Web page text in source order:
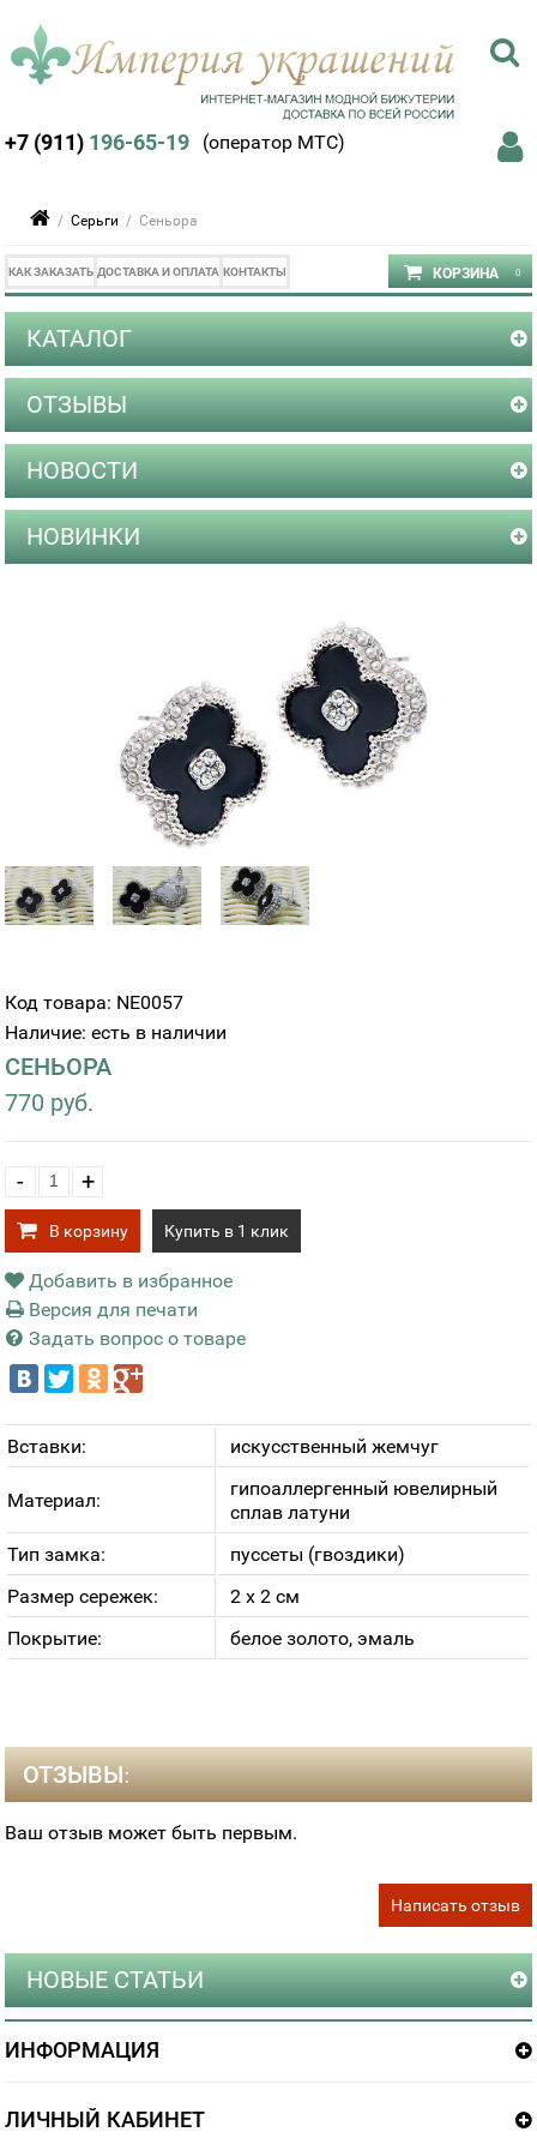
+7 (911) 196-65-19 (оператор МТС)
/Серьги / Сеньора
КАК ЗАКАЗАТЬ ДОСТАВКА И ОПЛАТА КОНТАКТЫ
КАТАЛОГ
ОТЗЫВЫ
НОВОСТИ
НОВИНКИ
Код товара: NE0057
Наличие: есть в наличии
СЕНЬОРА
770 руб.
- +
В корзину Купить в 1 клик
Добавить в избранное
Версия для печати
Задать вопрос о товаре
Вставки: искусственный жемчуг
Материал:
гипоаллергенный ювелирный
сплав латуни
Тип замка:
пуссеты (гвоздики)
Размер сережек:
2 х 2 см
Покрытие:
белое золото, эмаль
ОТЗЫВЫ:
Ваш отзыв может быть первым.
Написать отзыв
НОВЫЕ СТАТЬИ
ИНФОРМАЦИЯ
ЛИЧНЫЙ КАБИНЕТ